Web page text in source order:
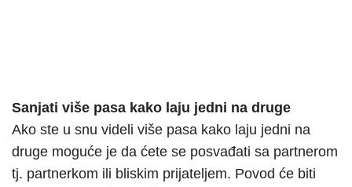
Sanjati više pasa kako laju jedni na druge
Ako ste u snu videli više pasa kako laju jedni na
druge moguće je da ćete se posvađati sa partnerom
tj. partnerkom ili bliskim prijateljem. Povod će biti